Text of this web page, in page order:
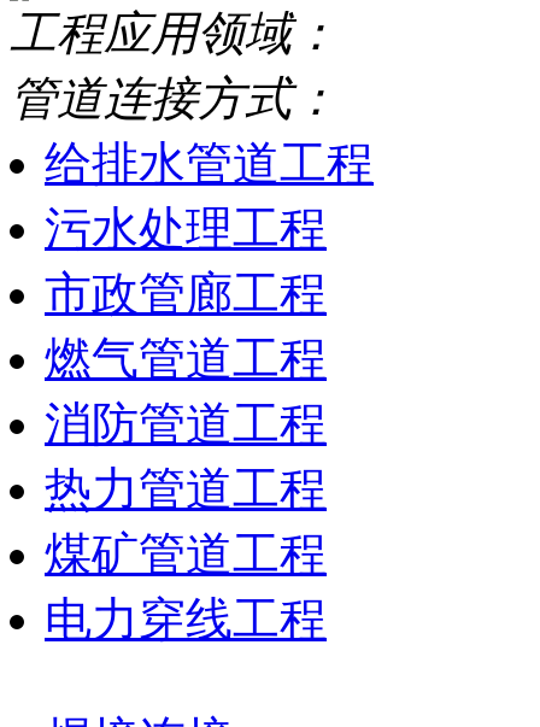
工程应用领域：
管道连接方式：
给排水管道工程
污水处理工程
市政管廊工程
燃气管道工程
消防管道工程
热力管道工程
煤矿管道工程
电力穿线工程